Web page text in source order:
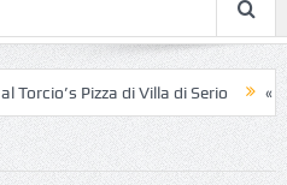
di Villa di Serio «Pensavo